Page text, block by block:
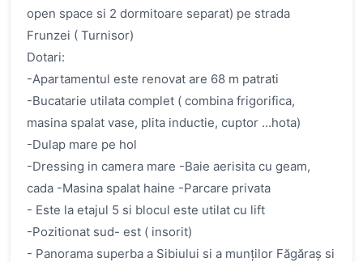
open space si 2 dormitoare separat) pe strada
Frunzei ( Turnisor)
Dotari:
-Apartamentul este renovat are 68 m patrati
-Bucatarie utilata complet ( combina frigorifica,
masina spalat vase, plita inductie, cuptor ...hota)
-Dulap mare pe hol
-Dressing in camera mare -Baie aerisita cu geam,
cada -Masina spalat haine -Parcare privata
- Este la etajul 5 si blocul este utilat cu lift
-Pozitionat sud- est ( insorit)
- Panorama superba a Sibiului si a munților Făgăraș si